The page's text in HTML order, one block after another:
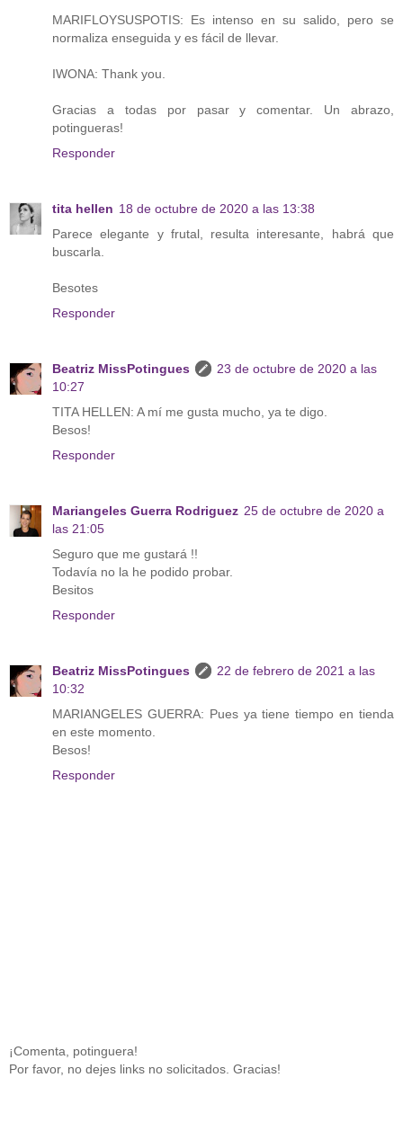
MARIFLOYSUSPOTIS: Es intenso en su salido, pero se
normaliza enseguida y es fácil de llevar.
IWONA: Thank you.
Gracias a todas por pasar y comentar. Un abrazo,
potingueras!
Responder
tita hellen 18 de octubre de 2020 a las 13:38
Parece elegante y frutal, resulta interesante, habrá que
buscarla.
Besotes
Responder
Beatriz MissPotingues
23 de octubre de 2020 a las
10:27
TITA HELLEN: A mí me gusta mucho, ya te digo.
Besos!
Responder
Mariangeles Guerra Rodriguez 25 de octubre de 2020 a
las 21:05
Seguro que me gustará !!
Todavía no la he podido probar.
Besitos
Responder
Beatriz MissPotingues
22 de febrero de 2021 a las
10:32
MARIANGELES GUERRA: Pues ya tiene tiempo en tienda
en este momento.
Besos!
Responder
¡Comenta, potinguera!
Por favor, no dejes links no solicitados. Gracias!